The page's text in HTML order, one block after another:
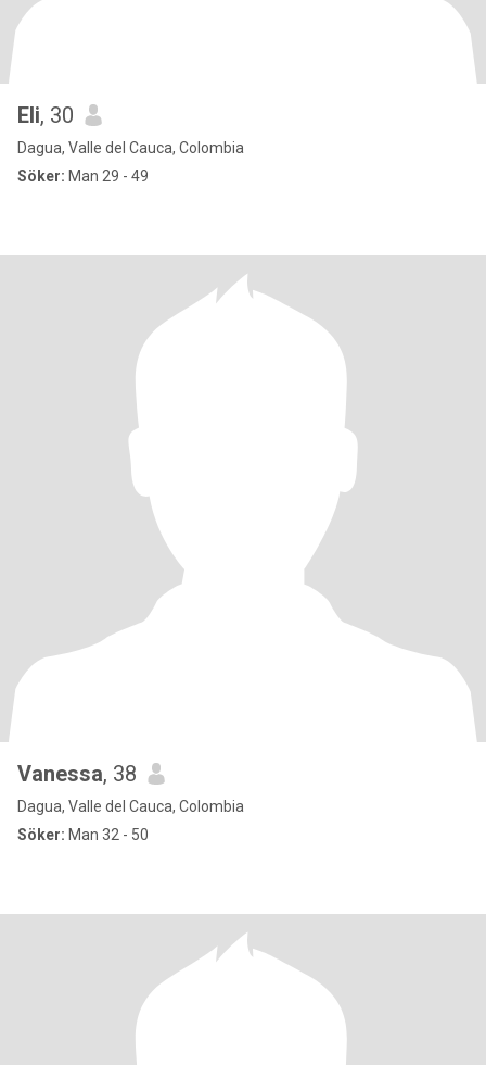
Eli, 30
Dagua, Valle del Cauca, Colombia
Söker: Man 29 - 49
Vanessa, 38
Dagua, Valle del Cauca, Colombia
Söker: Man 32 - 50